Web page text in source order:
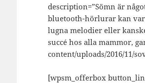
description=”Sömn är
bluetooth-hörlurar kan
lugna melodier eller
succé hos alla mammor,
content/uploads/2016/11/
[wpsm_offerbox